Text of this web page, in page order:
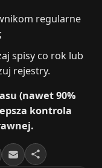
regularne
spisy co rok lub
rejestry.
(nawet 90%
kontrola